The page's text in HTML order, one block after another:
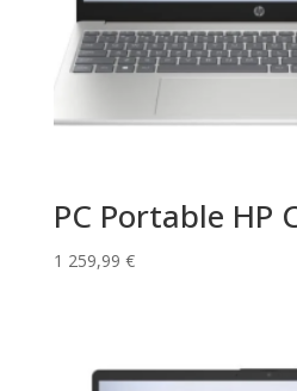
PC Portable HP
1 259,99 €